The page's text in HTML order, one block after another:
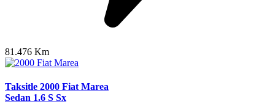
81.476 Km
Taksitle 2000 Fiat Marea
Sedan 1.6 S Sx